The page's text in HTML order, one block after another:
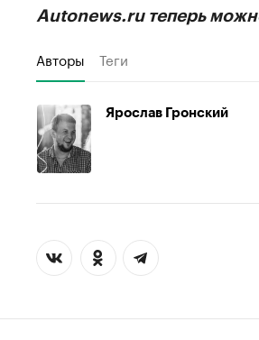
Autonews.ru теперь
Авторы Теги
Ярослав Гронский